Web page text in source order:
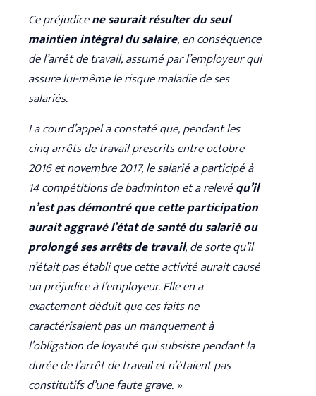
Ce préjudicene saurait résulter du seul
maintien intégral du salaire, en conséquence
de l’arrêt de travail, assumé par l’employeur qui
assure lui-même le risque maladie de ses
salariés.
La cour d’appel a constaté que, pendant les
cinq arrêts de travail prescrits entre octobre
2016 et novembre 2017, le salarié a participé à
14 compétitions de badminton et a relevéqu’il
n’est pas démontré que cette participation
aurait aggravé l’état de santé du salarié ou
prolongé ses arrêts de travail, de sorte qu’il
n’était pas établi que cette activité aurait causé
un préjudice à l’employeur. Elle en a
exactement déduit que ces faits ne
caractérisaient pas un manquement à
l’obligation de loyauté qui subsiste pendant la
durée de l’arrêt de travail et n’étaient pas
constitutifs d’une faute grave. »